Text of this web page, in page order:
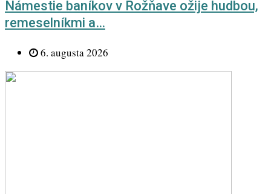
Námestie baníkov v Rožňave ožije hudbou,
remeselníkmi a…
6. augusta 2026